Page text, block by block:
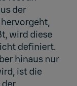
der
wird diese
definiert.
hinaus nur
ist die